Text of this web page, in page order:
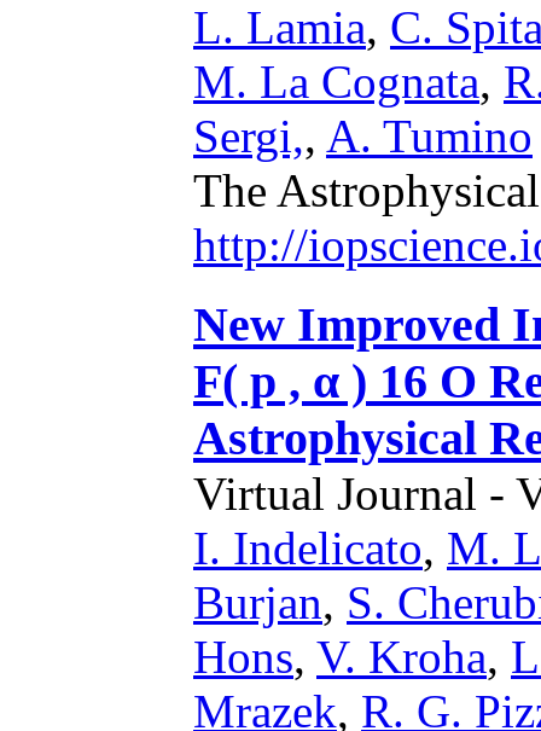
L. Lamia, C.
M. La Cognata,
Sergi,, A. Tumino
The
http://
New Improved
F( p , α ) 16 O
Astrophysical
Virtual Journal -
I. Indelicato, M.
Burjan, S.
Hons, V. Kroha,
Mrazek, R. G.